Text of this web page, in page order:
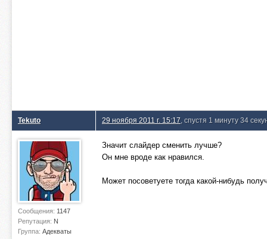
Tekuto
Сообщения: 1147
Репутация: N
Группа: Адекваты
29 ноября 2011 г. 15:17 , спустя 1 минуту 34
Значит слайдер сменить лучше?
Он мне вроде как нравился.
Может посоветуете тогда какой-нибудь